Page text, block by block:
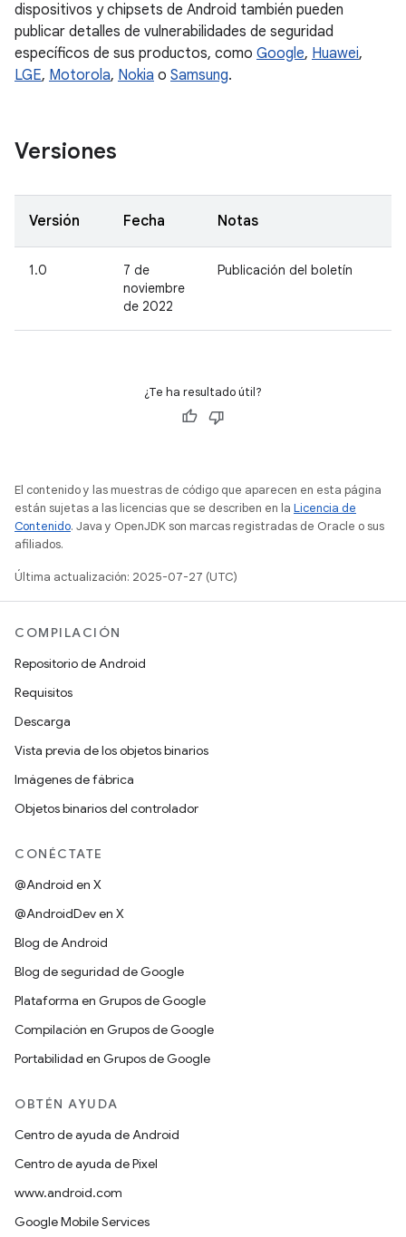
dispositivos y chipsets de Android también pueden
publicar detalles de vulnerabilidades de seguridad
específicos de sus productos, como Google, Huawei,
LGE, Motorola, Nokia o Samsung.
Versiones
Versión Fecha Notas
1.0
7 de
noviembre
de 2022
Publicación del boletín
¿Te ha resultado útil?
El contenido y las muestras de código que aparecen en esta página
están sujetas a las licencias que se describen en la Licencia de
Contenido. Java y OpenJDK son marcas registradas de Oracle o sus
afiliados.
Última actualización: 2025-07-27 (UTC)
COMPILACIÓN
Repositorio de Android
Requisitos
Descarga
Vista previa de los objetos binarios
Imágenes de fábrica
Objetos binarios del controlador
CONÉCTATE
@Android en X
@AndroidDev en X
Blog de Android
Blog de seguridad de Google
Plataforma en Grupos de Google
Compilación en Grupos de Google
Portabilidad en Grupos de Google
OBTÉN AYUDA
Centro de ayuda de Android
Centro de ayuda de Pixel
www.android.com
Google Mobile Services